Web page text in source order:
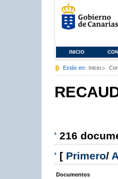
INICIO
Estás en: Inicio
216
[ Primero/
Documentos